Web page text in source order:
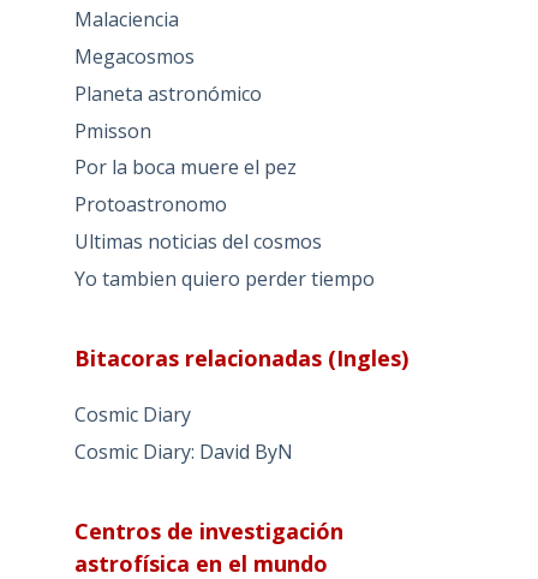
Malaciencia
Megacosmos
Planeta astronómico
Pmisson
Por la boca muere el pez
Protoastronomo
Ultimas noticias del cosmos
Yo tambien quiero perder tiempo
Bitacoras relacionadas (Ingles)
Cosmic Diary
Cosmic Diary: David ByN
Centros de investigación
astrofísica en el mundo